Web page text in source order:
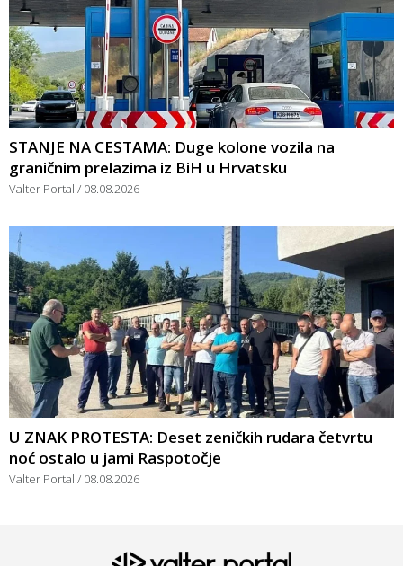
STANJE NA CESTAMA: Duge kolone vozila na
graničnim prelazima iz BiH u Hrvatsku
Valter Portal 08.08.2026
U ZNAK PROTESTA: Deset zeničkih rudara četvrtu
noć ostalo u jami Raspotočje
Valter Portal 08.08.2026